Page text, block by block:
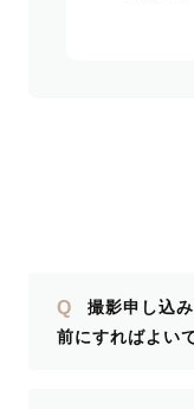
Q
撮影申し込
前にすればよい